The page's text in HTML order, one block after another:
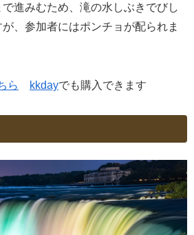
進みむため、滝の水しぶきでびし
、参加者にはポンチョが配られま
ら kkdayでも購入できます